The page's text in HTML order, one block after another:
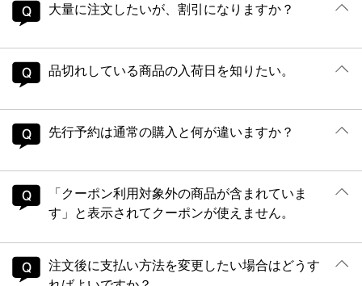
大量に注文したいが、割引になりますか？
品切れしている商品の入荷日を知りたい。
先行予約は通常の購入と何が違いますか？
「クーポン利用対象外の商品が含まれていま
す」と表示されてクーポンが使えません。
注文後に支払い方法を変更したい場合はどうす